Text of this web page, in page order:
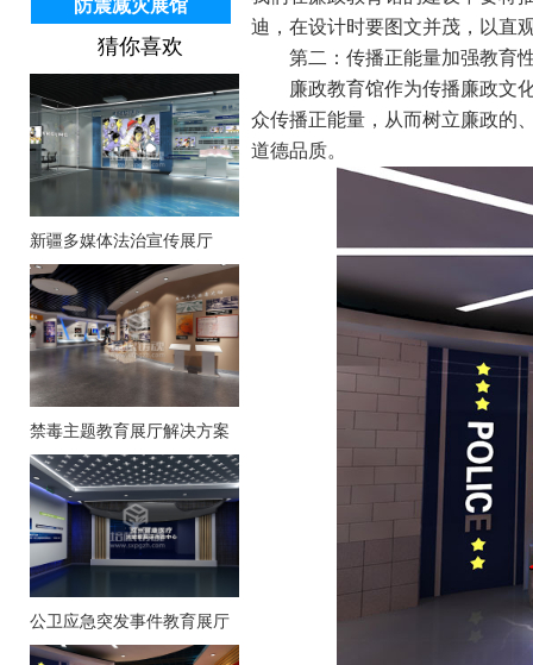
防震减灾展馆
猜你喜欢
新疆多媒体法治宣传展厅
禁毒主题教育展厅解决方案
公卫应急突发事件教育展厅
迪，在设计时要图文并茂，以直
第二：传播正能量加强教育
廉政教育馆作为传播廉政文
众传播正能量，从而树立廉政的
道德品质。